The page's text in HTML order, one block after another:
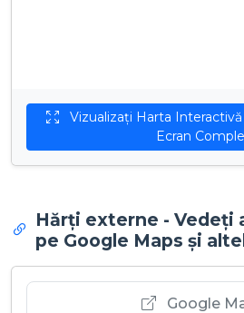
Ecran
Hărți externe - Vedeți
pe Google Maps și
Google